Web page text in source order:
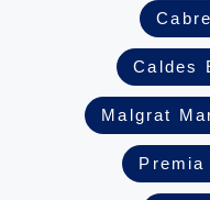
Caldes
Malgrat
Premia